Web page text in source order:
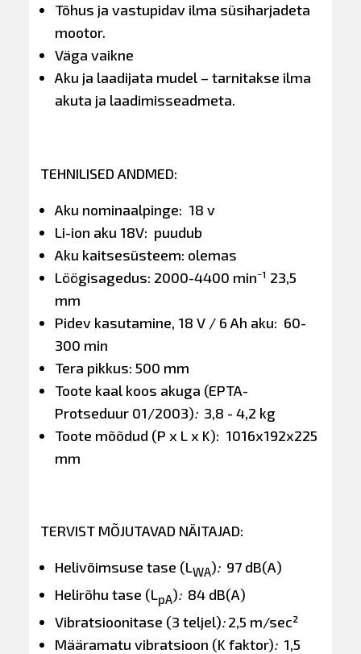
Tõhus ja vastupidav ilma süsiharjadeta
mootor.
Väga vaikne
Aku ja laadijata mudel – tarnitakse ilma
akuta ja laadimisseadmeta.
TEHNILISED ANDMED:
Aku nominaalpinge: 18 v
Li-ion aku 18V: puudub
Aku kaitsesüsteem: olemas
Löögisagedus: 2000-4400 min⁻¹ 23,5
mm
Pidev kasutamine, 18 V / 6 Ah aku: 60-
300 min
Tera pikkus: 500 mm
Toote kaal koos akuga (EPTA-
Protseduur 01/2003): 3,8 - 4,2 kg
Toote mõõdud (P x L x K): 1016x192x225
mm
TERVIST MÕJUTAVAD NÄITAJAD:
Helivõimsuse tase (LWA): 97 dB(A)
Helirõhu tase (LpA): 84 dB(A)
Vibratsioonitase (3 teljel):2,5 m/sec²
Määramatu vibratsioon (K faktor): 1,5